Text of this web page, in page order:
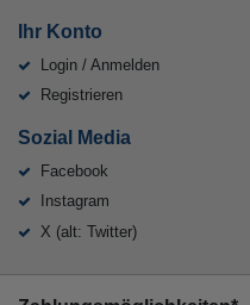
Ihr Konto
Login / Anmelden
Registrieren
Sozial Media
Facebook
Instagram
X (alt: Twitter)